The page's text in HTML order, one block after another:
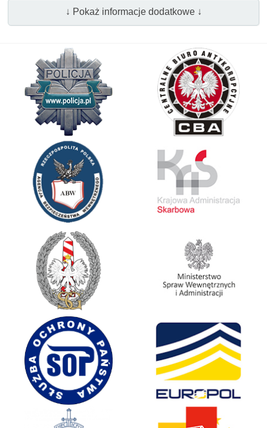
↓ Pokaż informacje dodatkowe ↓